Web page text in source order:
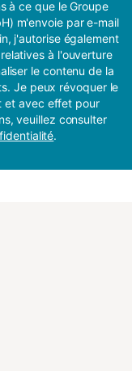
à ce que le Groupe
m'envoie par e-mail
j'autorise également
à l'ouverture
le contenu de la
Je peux révoquer le
et avec effet pour
veuillez consulter
.